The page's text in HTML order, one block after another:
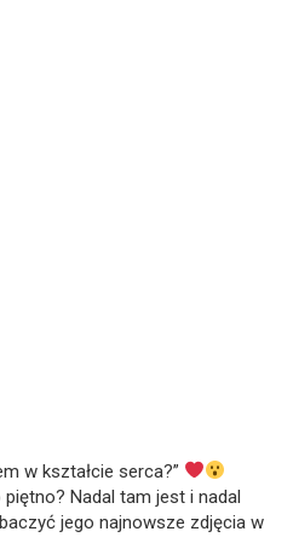
w kształcie serca?”
Nadal tam jest i nadal
jego najnowsze zdjęcia w